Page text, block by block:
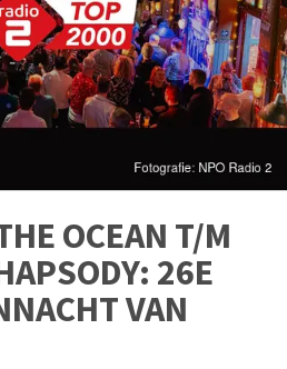
OCEAN T/M
26E
VAN